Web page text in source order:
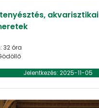
akvarisztikai
32 óra
Jelentkezés: 2025-11-05